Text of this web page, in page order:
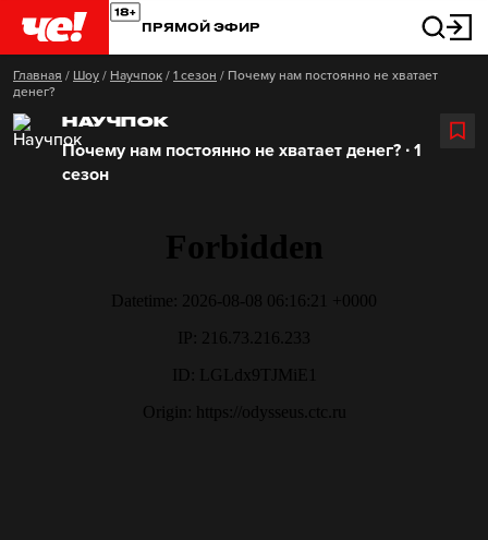
ПРЯМОЙ ЭФИР
Главная / Шоу / Научпок / 1 сезон / Почему нам постоянно не хватает
денег?
НАУЧПОК
Почему нам постоянно не хватает денег? ∙ 1
сезон